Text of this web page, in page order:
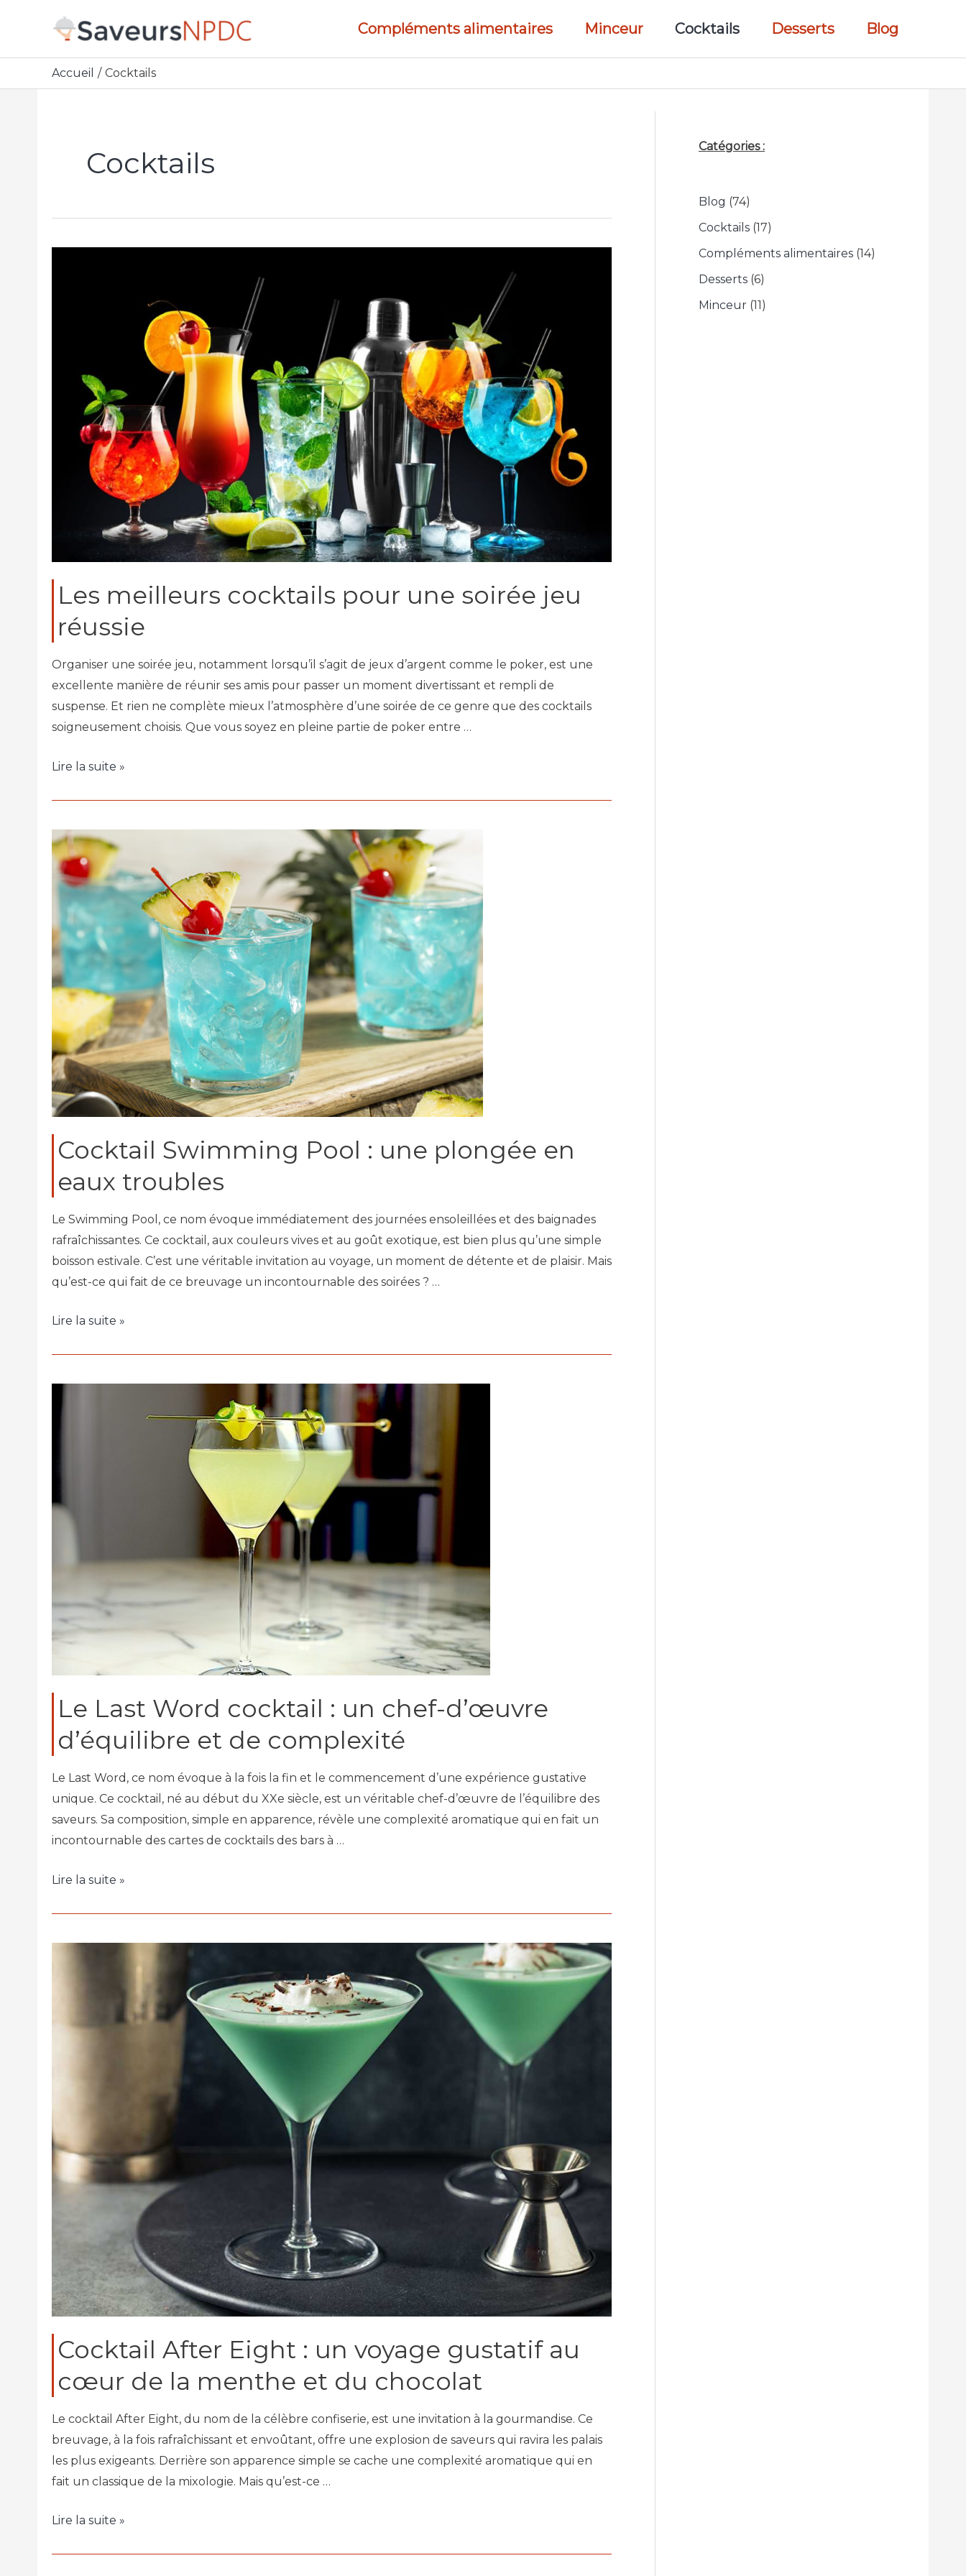
Compléments alimentaires Minceur Cocktails Desserts Blog
Accueil Cocktails
Cocktails
Les meilleurs cocktails pour une soirée jeu
réussie
Organiser une soirée jeu, notamment lorsqu’il s’agit de jeux d’argent comme le poker, est une
excellente manière de réunir ses amis pour passer un moment divertissant et rempli de
suspense. Et rien ne complète mieux l’atmosphère d’une soirée de ce genre que des cocktails
soigneusement choisis. Que vous soyez en pleine partie de poker entre …
Lire la suite »
Cocktail Swimming Pool : une plongée en
eaux troubles
Le Swimming Pool, ce nom évoque immédiatement des journées ensoleillées et des baignades
rafraîchissantes. Ce cocktail, aux couleurs vives et au goût exotique, est bien plus qu’une simple
boisson estivale. C’est une véritable invitation au voyage, un moment de détente et de plaisir. Mais
qu’est-ce qui fait de ce breuvage un incontournable des soirées ? …
Lire la suite »
Le Last Word cocktail : un chef-d’œuvre
d’équilibre et de complexité
Le Last Word, ce nom évoque à la fois la fin et le commencement d’une expérience gustative
unique. Ce cocktail, né au début du XXe siècle, est un véritable chef-d’œuvre de l’équilibre des
saveurs. Sa composition, simple en apparence, révèle une complexité aromatique qui en fait un
incontournable des cartes de cocktails des bars à …
Lire la suite »
Cocktail After Eight : un voyage gustatif au
cœur de la menthe et du chocolat
Le cocktail After Eight, du nom de la célèbre confiserie, est une invitation à la gourmandise. Ce
breuvage, à la fois rafraîchissant et envoûtant, offre une explosion de saveurs qui ravira les palais
les plus exigeants. Derrière son apparence simple se cache une complexité aromatique qui en
fait un classique de la mixologie. Mais qu’est-ce …
Lire la suite »
Catégories :
Blog (74)
Cocktails (17)
Compléments alimentaires (14)
Desserts (6)
Minceur (11)